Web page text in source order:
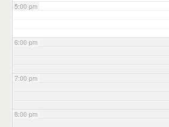
5:00 pm
6:00 pm
7:00 pm
8:00 pm